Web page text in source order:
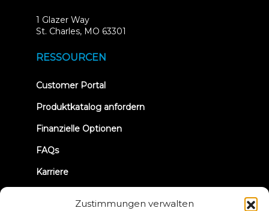
Zustimmungen verwalten
1 Glazer Way
St. Charles, MO 63301
RESSOURCEN
Customer Portal(opens
new
Produktkatalog anfordern
Finanzielle Optionen
FAQs
Karriere